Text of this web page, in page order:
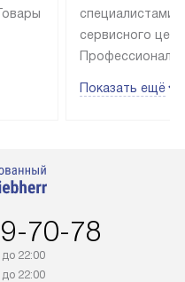
специалистами
сервисного
эксплуатации
Стоимость
Показать ещё
70-78
22:00
22:00